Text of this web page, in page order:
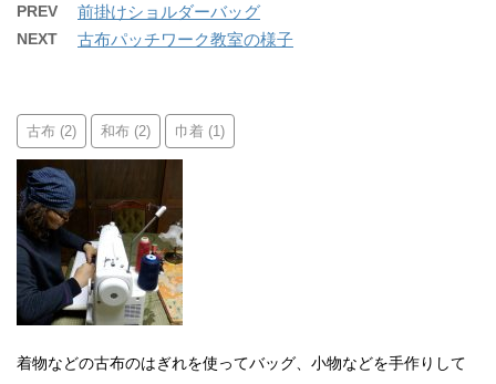
PREV 前掛けショルダーバッグ
NEXT 古布パッチワーク教室の様子
古布 (2) 和布 (2) 巾着 (1)
着物などの古布のはぎれを使ってバッグ、小物などを手作りして